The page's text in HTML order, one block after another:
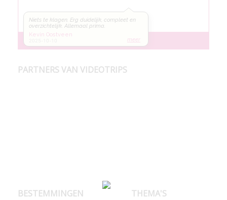
PARTNERS VAN VIDEOTRIPS
BESTEMMINGEN
THEMA'S